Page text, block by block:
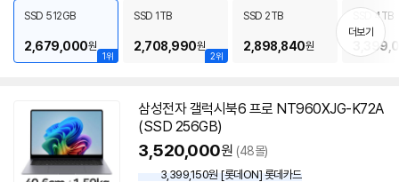
치
기
1위
SSD 512GB
2,679,000원
2위
SSD 1TB
2,708,990원
SSD 2TB
2,898,840원
SSD 4TB
더보기
삼성전자 갤럭시북6 프로 NT960XJG-K72A
(SSD 256GB)
3,520,000원 (48몰)
3,399,150원 [롯데ON] 롯데카드